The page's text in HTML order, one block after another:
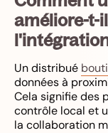
améliore-t-
Un distribué
données à
Cela signifie des
contrôle local et
la collaboration